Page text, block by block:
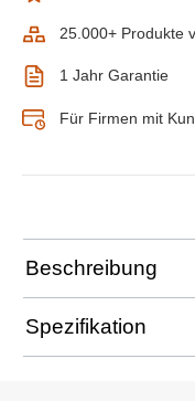
25.000+ Produkte
1 Jahr Garantie
Für Firmen mit
Beschreibung
Spezifikation